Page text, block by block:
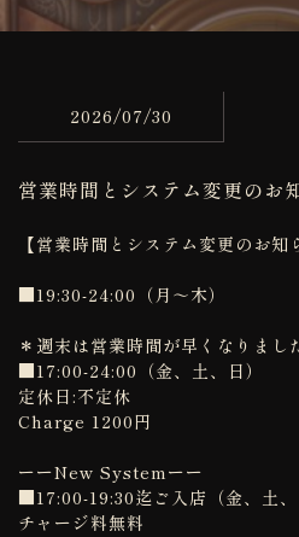
2026/07/30
営業時間とシステム変更のお
【営業時間とシステム変更のお知
■19:30-24:00（月～木）
＊週末は営業時間が早くなりまし
■17:00-24:00（金、土、日）
定休日:不定休
Charge 1200円
ーーNew Systemーー
■17:00-19:30迄ご入店（金、土、
チャージ料無料